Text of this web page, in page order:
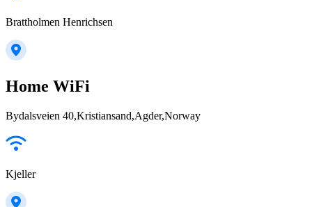
Brattholmen Henrichsen
Home WiFi
Bydalsveien 40,Kristiansand,Agder,Norway
Kjeller